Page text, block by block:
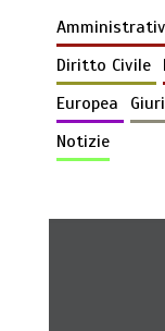
Diritto Civile
Europea
Notizie